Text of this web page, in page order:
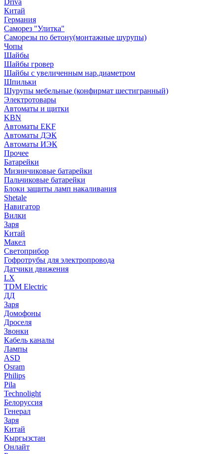
Driva
Китай
Германия
Саморез "Улитка"
Саморезы по бетону(монтажные шурупы)
Чопы
Шайбы
Шайбы гровер
Шайбы с увеличенным нар.диаметром
Шпильки
Шурупы мебельные (конфирмат шестигранный)
Электротовары
Автоматы и щитки
KBN
Автоматы EKF
Автоматы ДЭК
Автоматы ИЭК
Прочее
Батарейки
Мизинчиковые батарейки
Пальчиковые батарейки
Блоки защиты ламп накаливания
Shetale
Навигатор
Вилки
Заря
Китай
Макел
Светоприбор
Гофротрубы для электропровода
Датчики движения
LX
TDM Electric
ДД
Заря
Домофоны
Дроселя
Звонки
Кабель каналы
Лампы
ASD
Osram
Philips
Pila
Technolight
Белоруссия
Генерал
Заря
Китай
Кыргызстан
Онлайт